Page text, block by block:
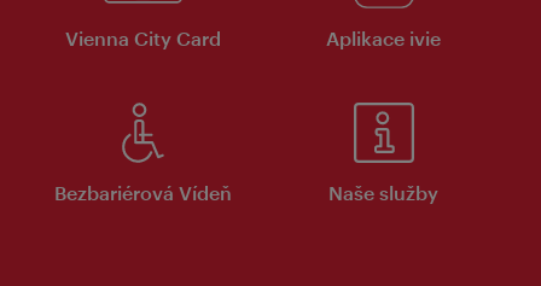
Vienna City Card Aplikace ivie
Bezbariérová Vídeň Naše služby